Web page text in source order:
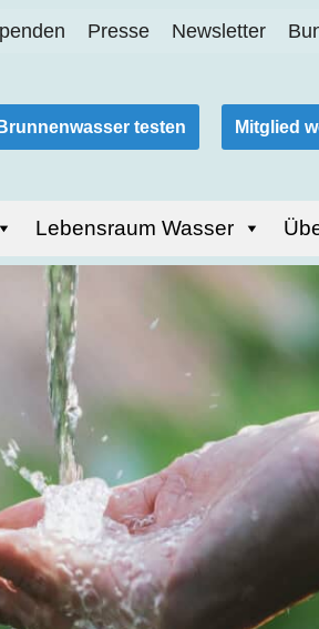
Presse Newsletter
Brunnenwasser testen Mitglied
Lebensraum Wasser